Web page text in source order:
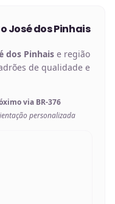
José dos Pinhais
dos Pinhais e região
de qualidade e
via BR-376
personalizada